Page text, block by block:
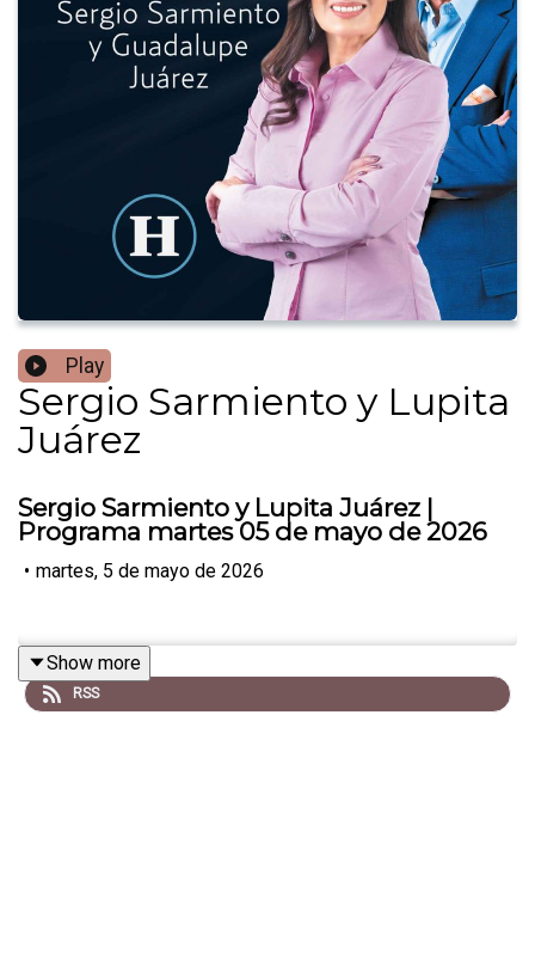
Play
Sergio Sarmiento y Lupita
Juárez
Sergio Sarmiento y Lupita Juárez |
Programa martes 05 de mayo de 2026
• martes, 5 de mayo de 2026
Show more
RSS